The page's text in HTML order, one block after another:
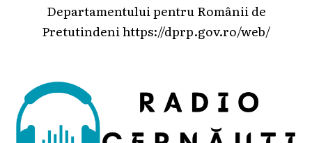
Departamentului pentru Românii de
Pretutindeni https://dprp.gov.ro/web/